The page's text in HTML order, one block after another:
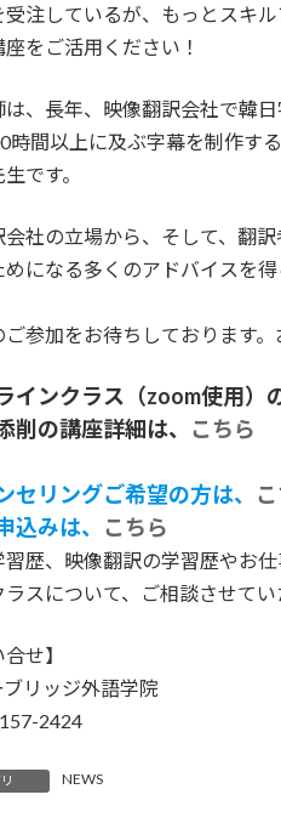
注しているが、もっとスキル
をご活用ください！
、長年、映像翻訳会社で韓日
時間以上に及ぶ字幕を制作す
です。
社の立場から、そして、翻訳
になる多くのアドバイスを得
参加をお待ちしております
インクラス（zoom使用）
の講座詳細は、
こちら
セリングご希望の方は、
みは、
こちら
歴、映像翻訳の学習歴やお
ラスについて、ご相談させてい
せ】
ブリッジ外語学院
2424
NEWS